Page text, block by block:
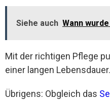
Siehe auch Wann
Mit der richtigen Pflege
einer langen Lebensdauer.
Übrigens: Obgleich das